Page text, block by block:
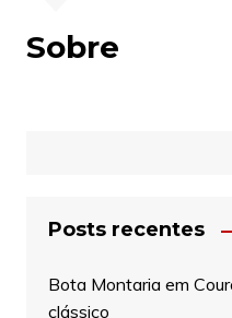
Sobre
Posts recentes
Bota Montaria em
clássico